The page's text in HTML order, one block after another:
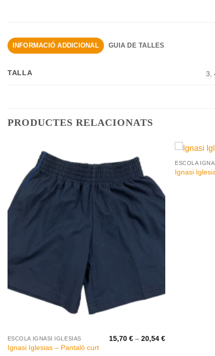
INFORMACIÓ ADDICIONAL GUIA DE TALLES
TALLA 3,
PRODUCTES RELACIONATS
ESCOLA IGNASI IGLESIAS
Ignasi Iglesias – Pantaló curt
15,70 € – 20,54 €Interval
ESCOLA
Ignasi